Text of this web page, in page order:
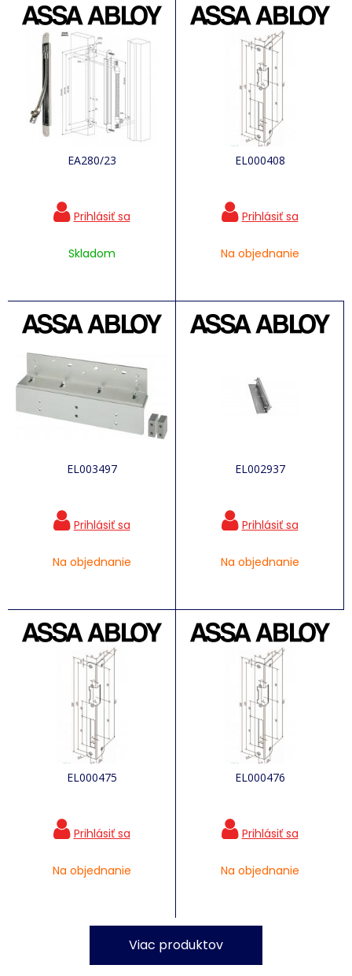
EA280/23
Skladom
EL000408
Na objednanie
EL003497
Na objednanie
EL002937
Na objednanie
EL000475
Na objednanie
EL000476
Na objednanie
Viac produktov